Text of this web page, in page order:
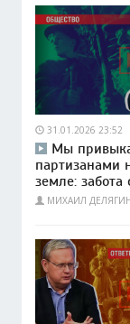
31.01.2026 23:52
Мы
партизанами
земле: забота
МИХАИЛ